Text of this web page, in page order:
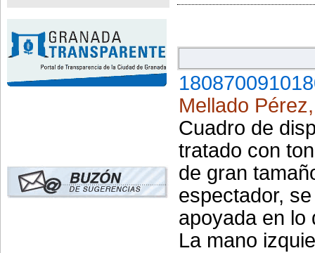
Mellado
Cuadro de
tratado con
de gran
espectador,
apoyada en lo
La mano